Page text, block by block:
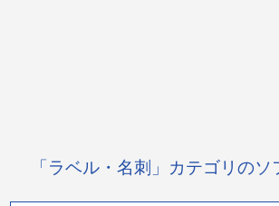
「ラベル・名刺」カテゴリの